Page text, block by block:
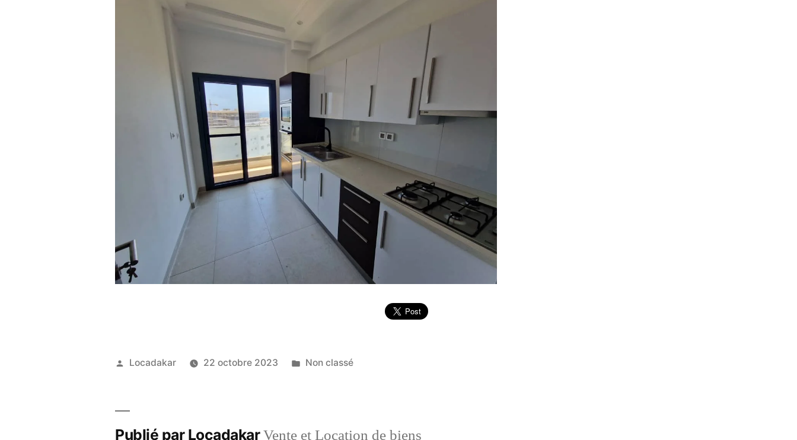
Publié
Locadakar 22 octobre 2023
Publié
Non classé
Publié par LocadakarVente et Location de biens